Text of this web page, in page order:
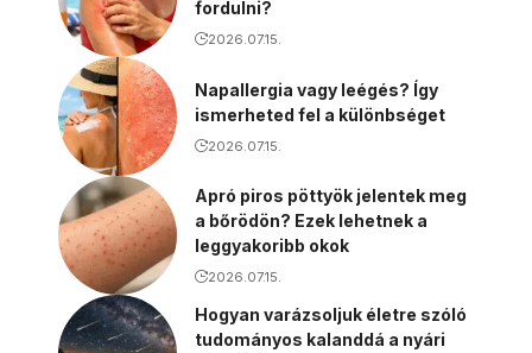
fordulni?
2026.07.15.
Napallergia vagy leégés? Így
ismerheted fel a különbséget
2026.07.15.
Apró piros pöttyök jelentek meg
a bőrödön? Ezek lehetnek a
leggyakoribb okok
2026.07.15.
Hogyan varázsoljuk életre szóló
tudományos kalanddá a nyári